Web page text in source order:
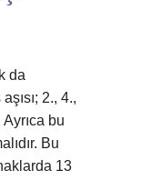
da
2., 4.,
bu
Bu
13